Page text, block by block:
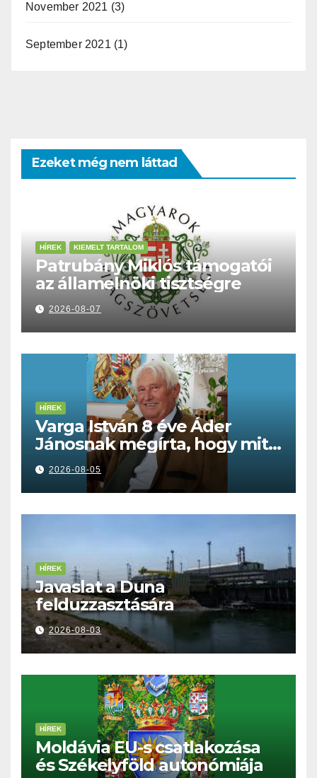
November 2021 (3)
September 2021 (1)
Ezeket még nem láttad
HÍREK KIEMELT TARTALOM
Patrubány Miklós támogatói
az államelnöki tisztségre
2026-08-07
HÍREK
Varga István 8 éve Áder
Jánosnak megírta, hogy mit
kell tennünk a Dunával
2026-08-05
HÍREK
Javaslat a Duna
felduzzasztására
2026-08-03
HÍREK
Moldávia EU-s csatlakozása
és Székelyföld autonómiája